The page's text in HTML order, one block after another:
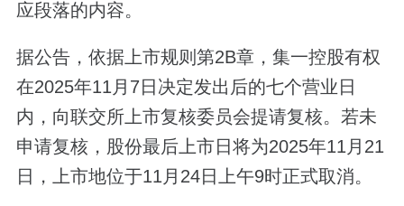
应段落的内容。
据公告，依据上市规则第2B章，集一控股有权
在2025年11月7日决定发出后的七个营业日
内，向联交所上市复核委员会提请复核。若未
申请复核，股份最后上市日将为2025年11月21
日，上市地位于11月24日上午9时正式取消。